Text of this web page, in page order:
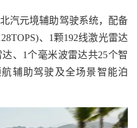
元境辅助驾驶系统，配备
、1颗192线激光雷达
、1个毫米波雷达共25个智
辅助驾驶及全场景智能泊